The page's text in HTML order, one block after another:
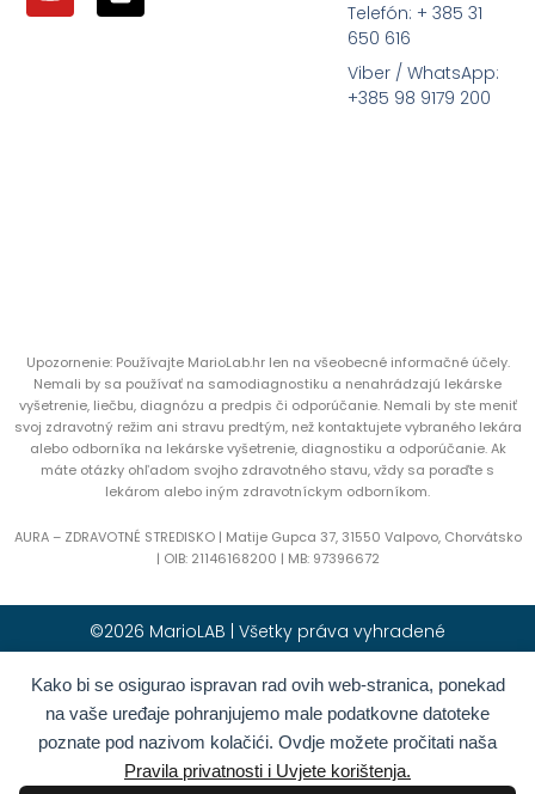
Kako bi se osigurao ispravan rad ovih web-stranica, ponekad
na vaše uređaje pohranjujemo male podatkovne datoteke
poznate pod nazivom kolačići. Ovdje možete pročitati naša
Pravila privatnosti i Uvjete korištenja.
Telefón: + 385 31
650 616
Viber / WhatsApp:
+385 98 9179 200
Upozornenie: Používajte MarioLab.hr len na všeobecné informačné účely.
Nemali by sa používať na samodiagnostiku a nenahrádzajú lekárske
vyšetrenie, liečbu, diagnózu a predpis či odporúčanie. Nemali by ste meniť
svoj zdravotný režim ani stravu predtým, než kontaktujete vybraného lekára
alebo odborníka na lekárske vyšetrenie, diagnostiku a odporúčanie. Ak
máte otázky ohľadom svojho zdravotného stavu, vždy sa poraďte s
lekárom alebo iným zdravotníckym odborníkom.
AURA – ZDRAVOTNÉ STREDISKO | Matije Gupca 37, 31550 Valpovo, Chorvátsko
| OIB: 21146168200 | MB: 97396672
©2026 MarioLAB | Všetky práva vyhradené
Hrvatski(Chorvátština) English(Angličtina)
Deutsch (Nemčina) Polski(Polština)
Română(Rumunčina) Italiano( Taliančina)
Български(Bulharčina) Français(Francúzština)